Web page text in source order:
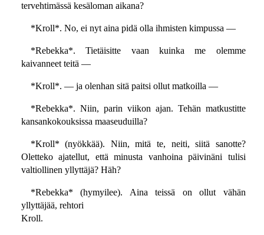
tervehtimässä kesäloman aikana?
*Kroll*. No, ei nyt aina pidä olla ihmisten kimpussa —
*Rebekka*. Tietäisitte vaan kuinka me olemme
kaivanneet teitä —
*Kroll*. — ja olenhan sitä paitsi ollut matkoilla —
*Rebekka*. Niin, parin viikon ajan. Tehän matkustitte
kansankokouksissa maaseuduilla?
*Kroll* (nyökkää). Niin, mitä te, neiti, siitä sanotte?
Oletteko ajatellut, että minusta vanhoina päivinäni tulisi
valtiollinen yllyttäjä? Häh?
*Rebekka* (hymyilee). Aina teissä on ollut vähän
yllyttäjää, rehtori
Kroll.